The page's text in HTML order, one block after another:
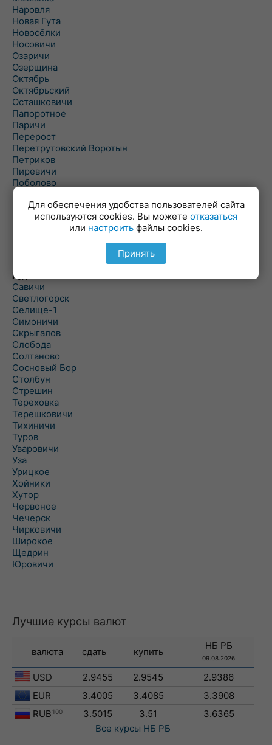
Наровля
Новая Гута
Новосёлки
Носовичи
Озаричи
Озерщина
Октябрь
Октябрьский
Осташковичи
Папоротное
Паричи
Перерост
Перетрутовский Воротын
Петриков
Пиревичи
Поболово
Поколюбичи
Полесье
Птичь
Речица
Ровенская Слобода
Рогачев
Рогинь
Рудня
Савичи
Светлогорск
Селище-1
Симоничи
Скрыгалов
Слобода
Солтаново
Сосновый Бор
Столбун
Стрешин
Тереховка
Терешковичи
Тихиничи
Туров
Уваровичи
Уза
Урицкое
Хойники
Хутор
Червоное
Чечерск
Чирковичи
Широкое
Щедрин
Юровичи
Лучшие курсы валют
валюта сдать купить
НБ РБ
09.08.2026
USD 2.9455 2.9545
2.9386
EUR
3.4005 3.4085
3.3908
RUB 100 3.5015 3.51
3.6365
Все курсы НБ РБ
Для обеспечения удобства пользователей сайта
используются cookies. Вы можете отказаться
или настроить файлы cookies.
Принять